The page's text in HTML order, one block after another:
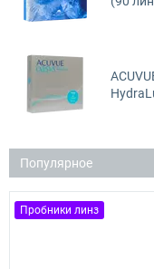
Популярное
Пробники линз